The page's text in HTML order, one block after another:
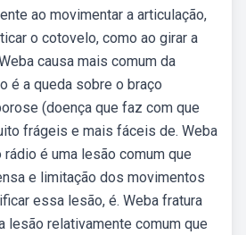
ao movimentar a articulação,
o cotovelo, como ao girar a
causa mais comum da
é a queda sobre o braço
(doença que faz com que
frágeis e mais fáceis de. Weba
é uma lesão comum que
e limitação dos movimentos
essa lesão, é. Weba fratura
lesão relativamente comum que